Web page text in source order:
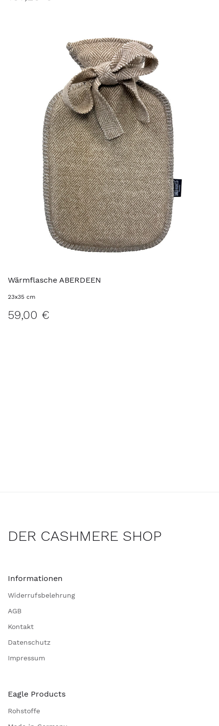
Wärmflasche ABERDEEN
23x35 cm
59,00 €
DER CASHMERE SHOP
Informationen
Widerrufsbelehrung
AGB
Kontakt
Datenschutz
Impressum
Eagle Products
Rohstoffe